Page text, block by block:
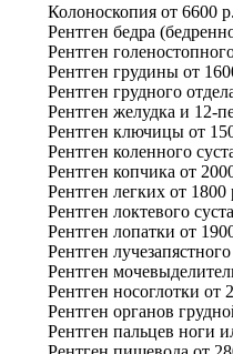
Колоноскопия от 6600 р.
Рентген бедра
Рентген
Рентген грудины от
Рентген грудного
Рентген желудка и 12-
Рентген ключицы от
Рентген коленного
Рентген копчика от
Рентген легких от 1800
Рентген локтевого
Рентген лопатки от
Рентген лучезапястного
Рентген
Рентген носоглотки от
Рентген органов
Рентген пальцев ноги